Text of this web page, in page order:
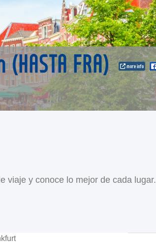
FRA) more info
viaje y conoce lo mejor de cada lugar.